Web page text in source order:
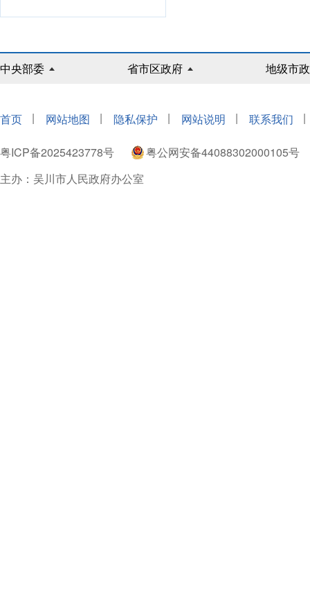
中央部委 省市区政府 地级市
首页 | 网站地图 | 隐私保护 | 网站说明 | 联系我们 |
粤ICP备2025423778号
粤公网安备44088302000105号
主办：吴川市人民政府办公室